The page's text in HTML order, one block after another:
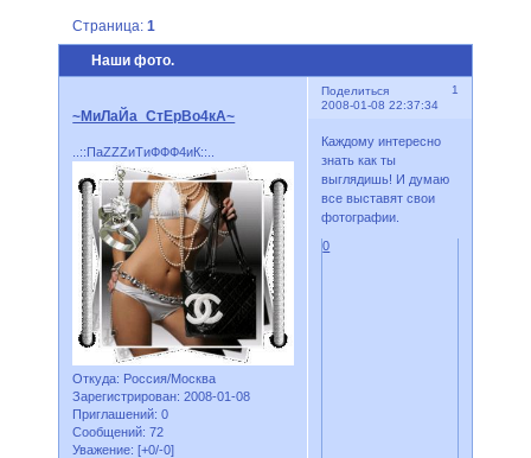
Наши фото.
Страница:1
Поделиться
1
2008-01-08 22:37:34
~МиЛаЙа_СтЕрВо4кА~
..::ПаZZZиТиФФФ4иК::..
Откуда: Россия/Москва
Зарегистрирован: 2008-01-08
Приглашений: 0
Сообщений: 72
Уважение: [+0/-0]
Каждому интересно
знать как ты
выглядишь! И думаю
все выставят свои
фотографии.
0